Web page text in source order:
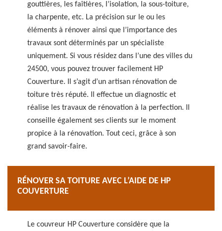
gouttières, les faîtières, l’isolation, la sous-toiture,
la charpente, etc. La précision sur le ou les
éléments à rénover ainsi que l’importance des
travaux sont déterminés par un spécialiste
uniquement. Si vous résidez dans l’une des villes du
24500, vous pouvez trouver facilement HP
Couverture. Il s’agit d’un artisan rénovation de
toiture très réputé. Il effectue un diagnostic et
réalise les travaux de rénovation à la perfection. Il
conseille également ses clients sur le moment
propice à la rénovation. Tout ceci, grâce à son
grand savoir-faire.
RÉNOVER SA TOITURE AVEC L’AIDE DE HP
COUVERTURE
Le couvreur HP Couverture considère que la